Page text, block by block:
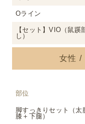
Oライン
【セット】VIO（鼠蹊
し）
女性 /
部位
脚すっきりセット（太
膝＋下腿）